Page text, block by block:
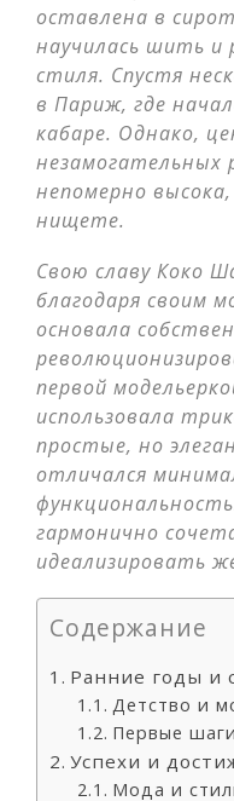
оставлена в
научилась шить и
стиля. Спустя
в Париж, где
кабаре. Однако,
незамогательных
непомерно
нищете.
Свою славу Коко
благодаря своим
основала
первой
использовала
простые, но
отличался
гармонично
идеализировать
Содержание
Ранние годы и
Детство и
Первые
Успехи и
Мода и